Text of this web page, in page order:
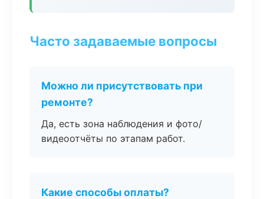
Часто задаваемые вопросы
Можно ли присутствовать при
ремонте?
Да, есть зона наблюдения и фото/
видеоотчёты по этапам работ.
Какие способы оплаты?